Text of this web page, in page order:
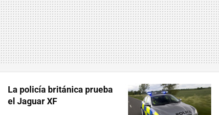
La policía británica prueba
el Jaguar XF